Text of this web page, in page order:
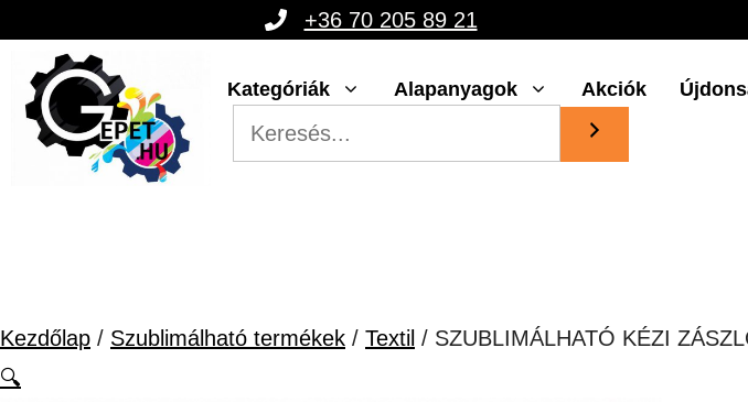
tartalomba
+36 70 205 89 21
Kategóriák Alapanyagok Akciók
Kezdőlap / Szublimálható termékek / Textil / SZUBLIMÁLHATÓ KÉZI
🔍